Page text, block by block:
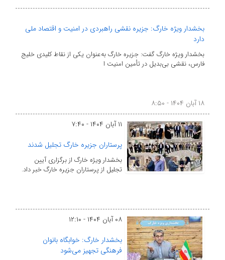
بخشدار ویژه خارگ: جزیره نقشی راهبردی در امنیت و اقتصاد ملی
دارد
بخشدار ویژه خارگ گفت: جزیره خارگ به‌عنوان یکی از نقاط کلیدی خلیج
فارس، نقشی بی‌بدیل در تأمین امنیت ا
۱۸ آبان ۱۴۰۴ - ۸:۵۰
۱۱ آبان ۱۴۰۴ - ۷:۴۰
پرستاران جزیره خارگ تجلیل شدند
بخشدار ویژه خارگ از برگزاری آیین
تجلیل از پرستاران جزیره خارگ خبر داد.
۰۸ آبان ۱۴۰۴ - ۱۲:۱۰
بخشدار خارگ: خوابگاه بانوان
فرهنگی تجهیز می‌شود